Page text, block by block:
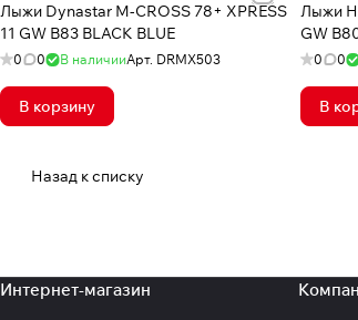
Лыжи Dynastar M-CROSS 78+ XPRESS
11 GW B83 BLACK BLUE
0 0 В наличииАрт. DRMX503
В корзину
Лыжи
GW
0 0
В
Назад к списку
Интернет-магазин